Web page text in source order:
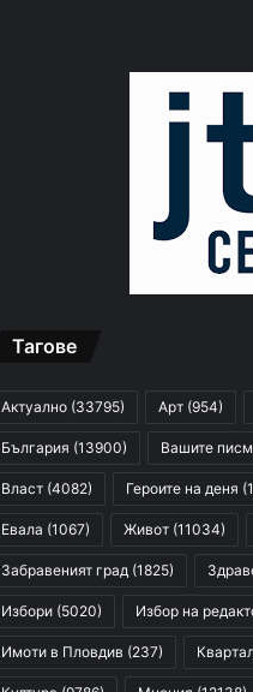
Тагове
Актуално (33795) Арт (954)
България (13900) Вашите
Власт (4082) Героите на деня
Евала (1067) Живот (11034)
Забравеният град (1825)
Избори (5020) Избор на
Имоти в Пловдив (237)